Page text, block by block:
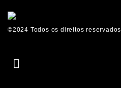
©2024 Todos os direitos reservados.